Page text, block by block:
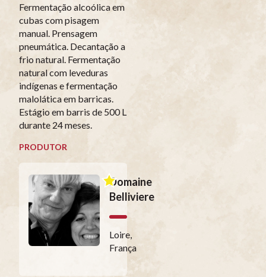
Fermentação alcoólica em
cubas com pisagem
manual. Prensagem
pneumática. Decantação a
frio natural. Fermentação
natural com leveduras
indígenas e fermentação
malolática em barricas.
Estágio em barris de 500 L
durante 24 meses.
PRODUTOR
Domaine
Belliviere
Loire,
França